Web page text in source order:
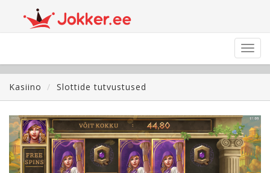
Kasiino
Slottide tutvustused